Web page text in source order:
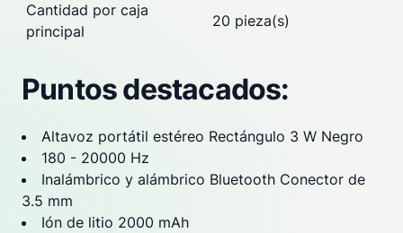
Cantidad por caja
principal
20 pieza(s)
Puntos destacados:
Altavoz portátil estéreo Rectángulo 3 W Negro
180 - 20000 Hz
Inalámbrico y alámbrico Bluetooth Conector de
3.5 mm
Ión de litio 2000 mAh